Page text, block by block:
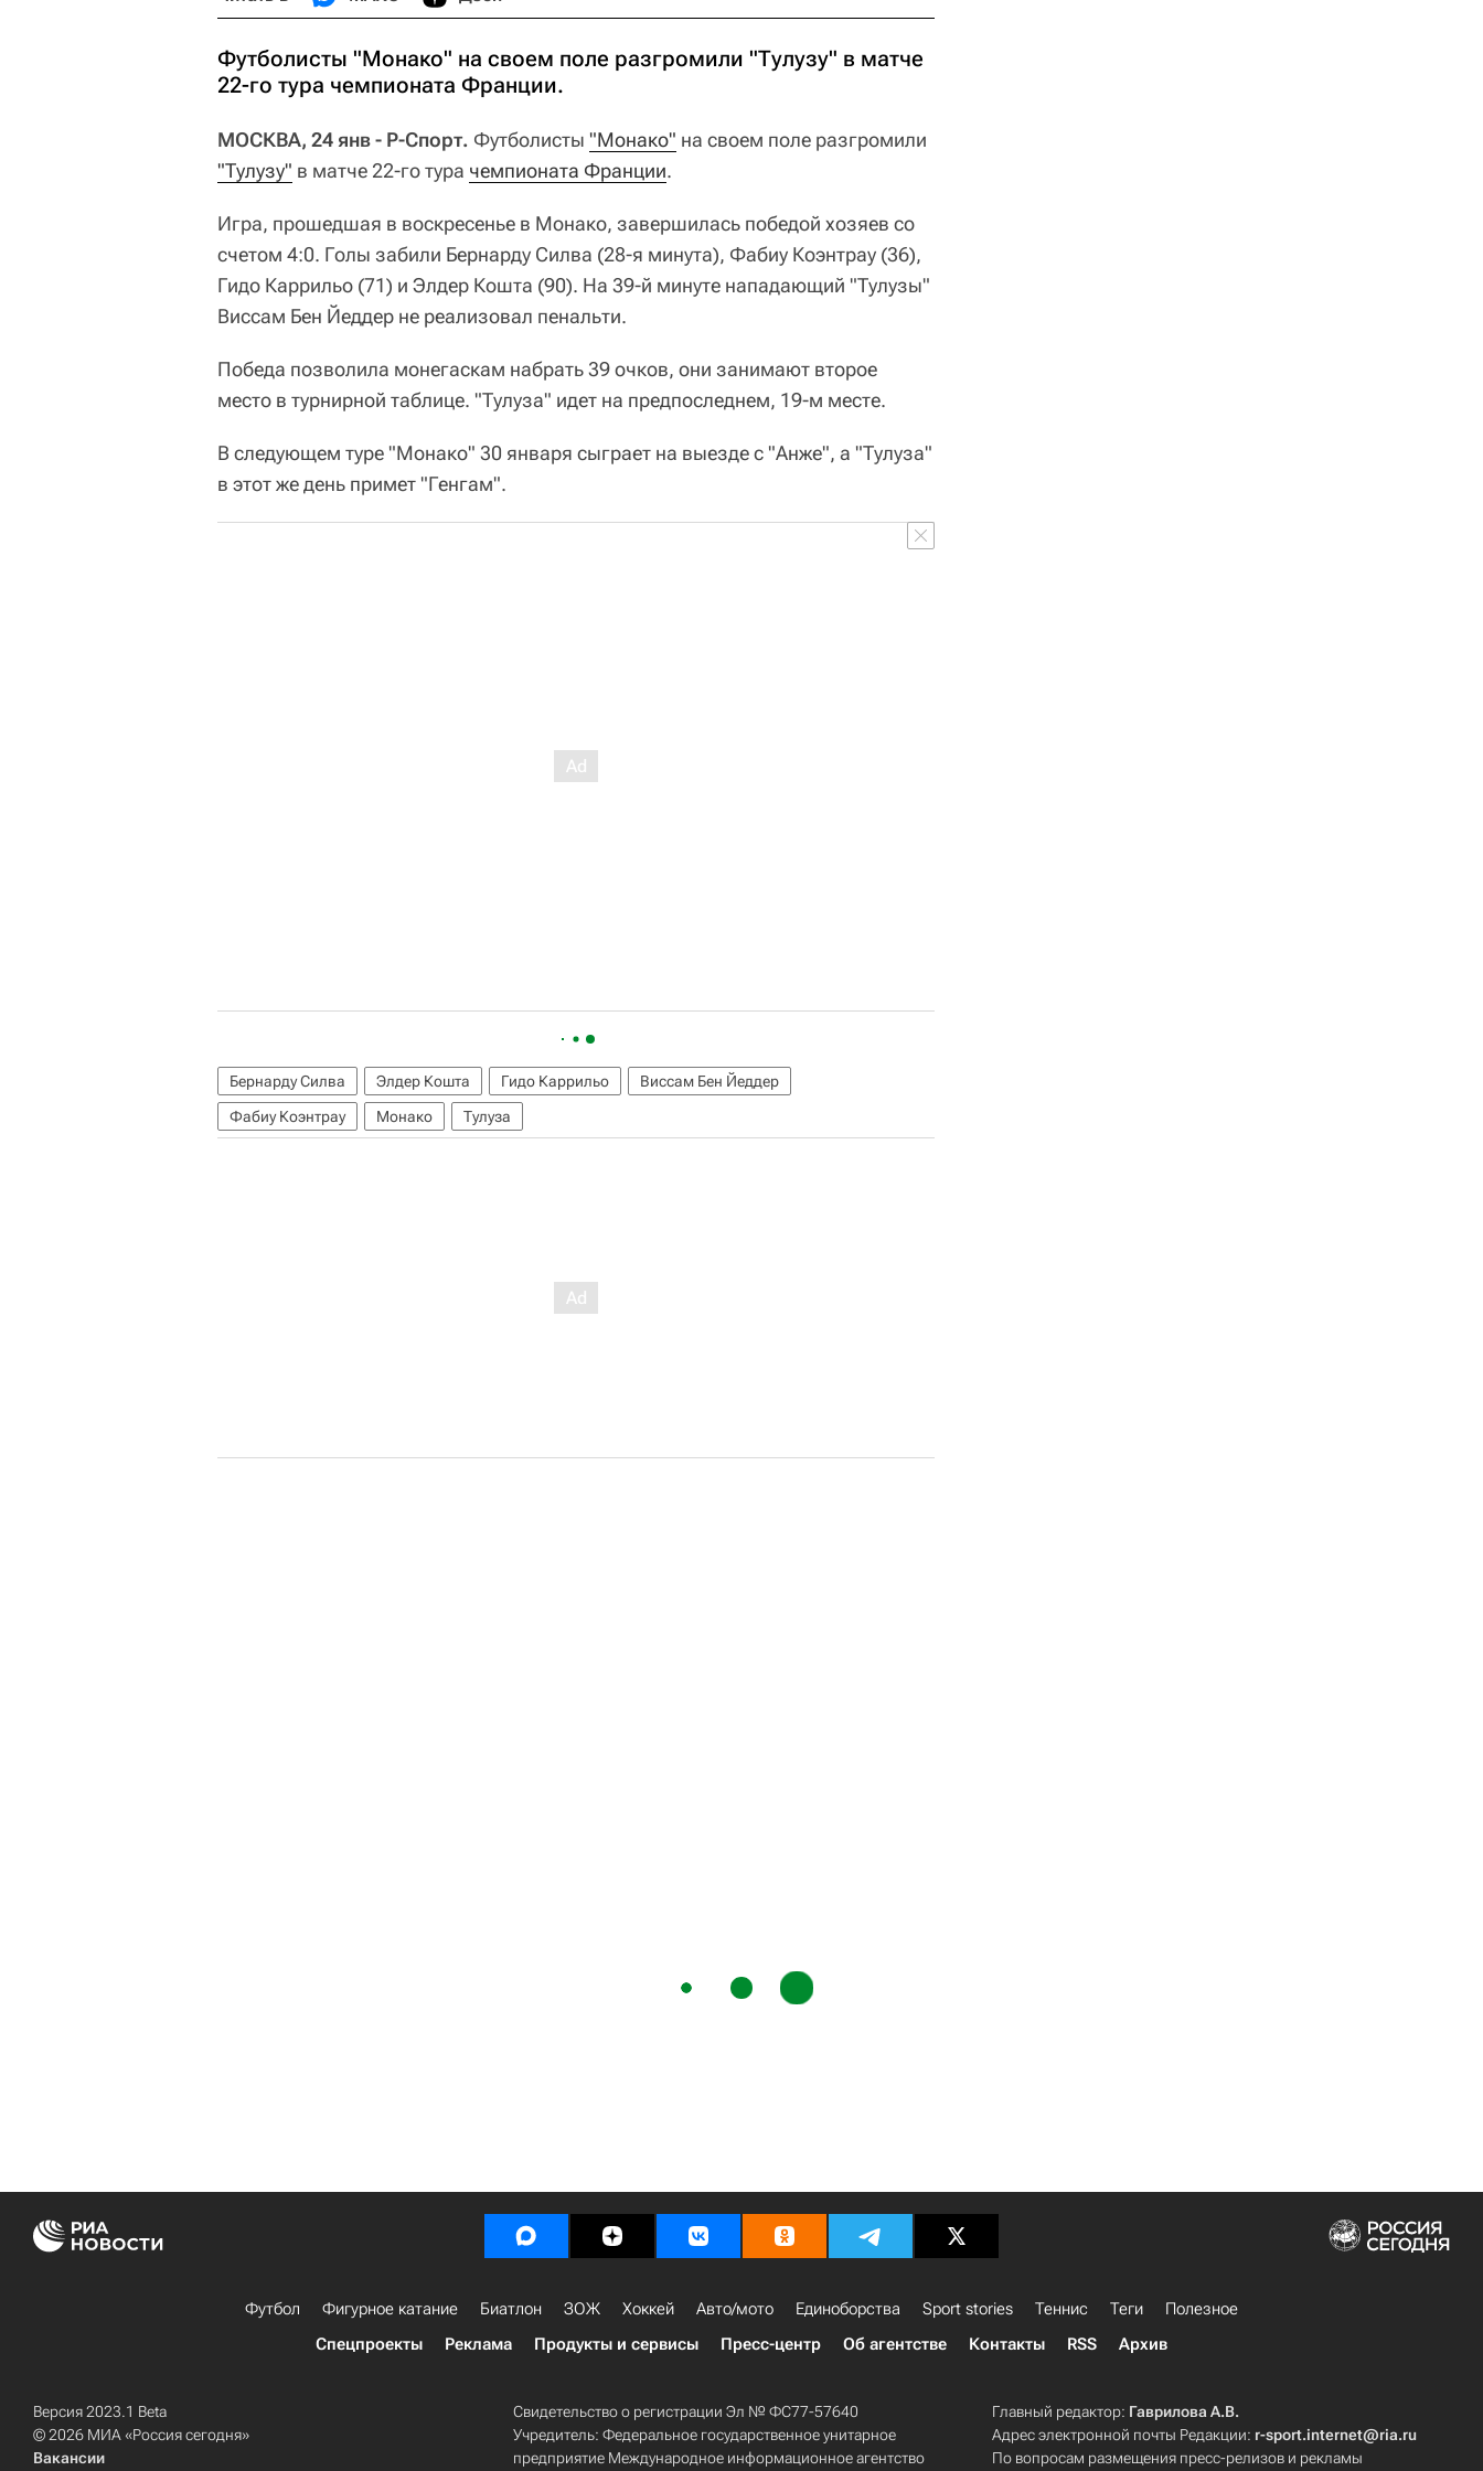
Футболисты "Монако" на своем поле разгромили "Тулузу" в матче
22-го тура чемпионата Франции.
МОСКВА, 24 янв - Р-Спорт. Футболисты "Монако" на своем поле разгромили
"Тулузу" в матче 22-го тура чемпионата Франции.
Игра, прошедшая в воскресенье в Монако, завершилась победой хозяев со
счетом 4:0. Голы забили Бернарду Силва (28-я минута), Фабиу Коэнтрау (36),
Гидо Каррильо (71) и Элдер Кошта (90). На 39-й минуте нападающий "Тулузы"
Виссам Бен Йеддер не реализовал пенальти.
Победа позволила монегаскам набрать 39 очков, они занимают второе
место в турнирной таблице. "Тулуза" идет на предпоследнем, 19-м месте.
В следующем туре "Монако" 30 января сыграет на выезде с "Анже", а "Тулуза"
в этот же день примет "Генгам".
Бернарду Силва Элдер Кошта Гидо Каррильо
Виссам Бен Йеддер
Фабиу Коэнтрау
Монако Тулуза
Футбол Фигурное катание Биатлон ЗОЖ Хоккей Авто/мото Единоборства Sport stories Теннис Теги
Полезное
Спецпроекты
Реклама Продукты и сервисы Пресс-центр Об агентстве Контакты RSS Архив
Версия 2023.1 Beta
© 2026 МИА «Россия сегодня»
Вакансии
Свидетельство о регистрации Эл № ФС77-57640
Учредитель: Федеральное государственное унитарное
предприятие Международное информационное агентство
Главный редактор: Гаврилова А.В.
Адрес электронной почты Редакции: r-sport.internet@ria.ru
По вопросам размещения пресс-релизов и рекламы